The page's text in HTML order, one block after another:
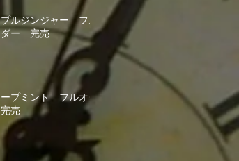
ルジンジャー フル
ダー 完売
ープミント フルオダ
売